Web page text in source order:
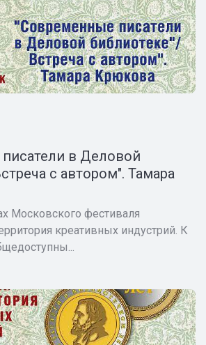
в Деловой
с автором". Тамара
Московского фестиваля
креативных индустрий. К